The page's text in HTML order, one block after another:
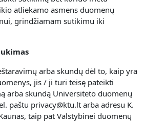
atliekamo asmens duomenų
grindžiamam sutikimu iki
arba skundų dėl to, kaip yra
jis / ji turi teisę pateikti
arba skundą Universiteto duomenų
paštu privacy@ktu.lt arba adresu K.
taip pat Valstybinei duomenų